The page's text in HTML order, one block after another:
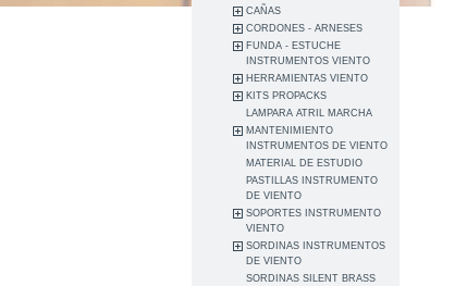
CAÑAS
CORDONES - ARNESES
FUNDA - ESTUCHE
INSTRUMENTOS VIENTO
HERRAMIENTAS VIENTO
KITS PROPACKS
LAMPARA ATRIL MARCHA
MANTENIMIENTO
INSTRUMENTOS DE VIENTO
MATERIAL DE ESTUDIO
PASTILLAS INSTRUMENTO
DE VIENTO
SOPORTES INSTRUMENTO
VIENTO
SORDINAS INSTRUMENTOS
DE VIENTO
SORDINAS SILENT BRASS